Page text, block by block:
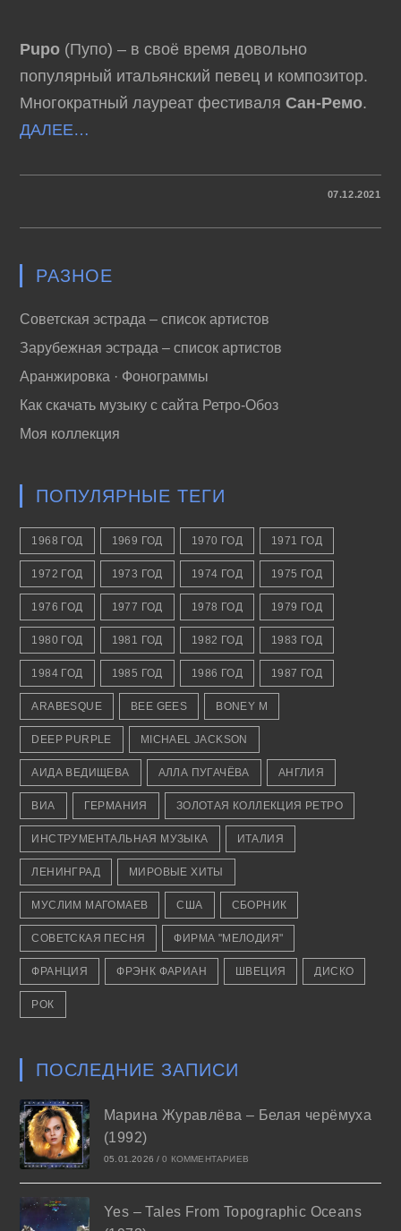
Pupo (Пупо) – в своё время довольно
популярный итальянский певец и композитор.
Многократный лауреат фестиваляСан-Ремо.
ДАЛЕЕ…
–
07.12.2021
РАЗНОЕ
Советская эстрада – список артистов
Зарубежная эстрада – список артистов
Аранжировка · Фонограммы
Как скачать музыку с сайта Ретро-Обоз
Моя коллекция
ПОПУЛЯРНЫЕ ТЕГИ
1968 ГОД 1969 ГОД 1970 ГОД 1971 ГОД
1972 ГОД 1973 ГОД 1974 ГОД 1975 ГОД
1976 ГОД 1977 ГОД 1978 ГОД 1979 ГОД
1980 ГОД 1981 ГОД 1982 ГОД 1983 ГОД
1984 ГОД 1985 ГОД 1986 ГОД 1987 ГОД
ARABESQUE BEE GEES BONEY M
DEEP PURPLE MICHAEL JACKSON
АИДА ВЕДИЩЕВА АЛЛА ПУГАЧЁВА АНГЛИЯ
ВИА ГЕРМАНИЯ ЗОЛОТАЯ КОЛЛЕКЦИЯ РЕТРО
ИНСТРУМЕНТАЛЬНАЯ МУЗЫКА ИТАЛИЯ
ЛЕНИНГРАД МИРОВЫЕ ХИТЫ
МУСЛИМ МАГОМАЕВ США СБОРНИК
СОВЕТСКАЯ ПЕСНЯ ФИРМА "МЕЛОДИЯ"
ФРАНЦИЯ ФРЭНК ФАРИАН ШВЕЦИЯ ДИСКО
РОК
ПОСЛЕДНИЕ ЗАПИСИ
Марина Журавлёва – Белая черёмуха
(1992)
05.01.2026 / 0 КОММЕНТАРИЕВ
Yes – Tales From Topographic Oceans